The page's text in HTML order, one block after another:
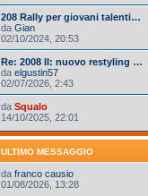
208 Rally per giovani talenti…
da Gian
02/10/2024, 20:53
Re: 2008 II: nuovo restyling …
da elgustin57
02/07/2026, 2:43
da Squalo
14/10/2025, 22:01
ULTIMO MESSAGGIO
da franco causio
01/08/2026, 13:28